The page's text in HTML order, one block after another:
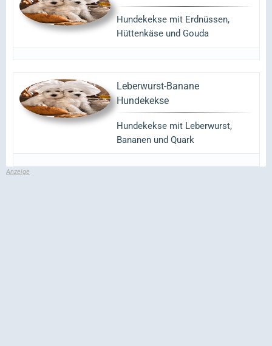
Hundekekse mit Erdnüssen,
Hüttenkäse und Gouda
Leberwurst-Banane
Hundekekse
Hundekekse mit Leberwurst,
Bananen und Quark